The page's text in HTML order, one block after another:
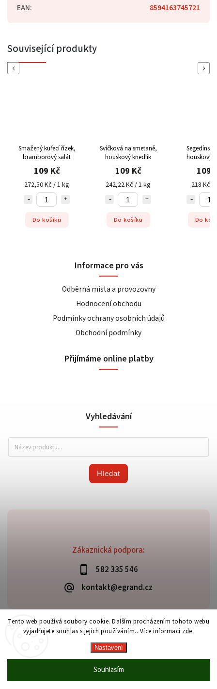
Tento web používá soubory cookie. Dalším procházením tohoto webu
vyjadřujete souhlas s jejich používáním.. Více informací zde.
Nastavení
Souhlasím
EAN: 8594163745721
Související produkty
Previous
Smažený kuřecí řízek,
bramborový salát
109 Kč
272,50 Kč / 1 kg
Do košíku
Svíčková na smetaně,
houskový knedlík
109 Kč
242,22 Kč / 1 kg
Do košíku
houskový
109
218 Kč /
Do
Next
Zákaznická podpora:
582 335 546
kontakt@egrand.cz
Informace pro vás
Odběrná místa a provozovny
Hodnocení obchodu
Podmínky ochrany osobních údajů
Obchodní podmínky
Přijímáme online platby
Vyhledávání
Hledat
Copyright 2026Grand E-shop. Všechna práva vyhrazena.
VytvořilShoptet| Design